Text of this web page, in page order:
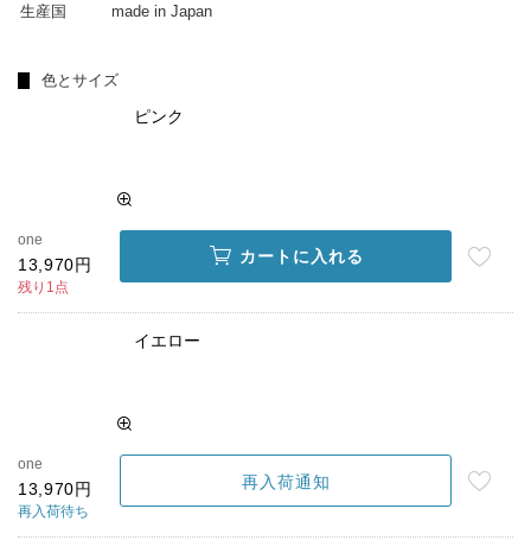
生産国 made in Japan
色とサイズ
ピンク
one
13,970円
残り1点
カートに入れる
イエロー
one
13,970円
再入荷待ち
再入荷通知